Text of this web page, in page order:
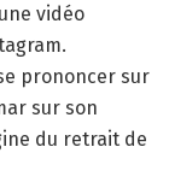
vidéo
prononcer sur
sur son
du retrait de